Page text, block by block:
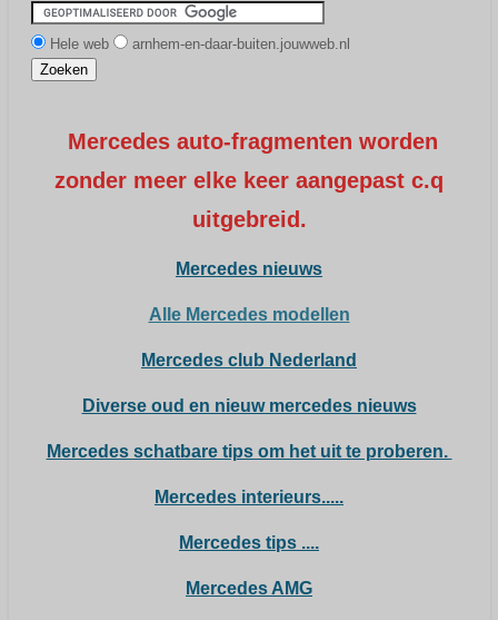
o
o
k
e
s
r
a
e
Hele web arnhem-en-daar-buiten.jouwweb.nl
Mercedes auto-fragmenten worden
zonder meer elke keer aangepast c.q
uitgebreid.
Mercedes nieuws
Alle Mercedes modellen
Mercedes club Nederland
Diverse oud en nieuw mercedes nieuws
Mercedes schatbare tips om het uit te proberen.
Mercedes interieurs.....
Mercedes tips ....
Mercedes AMG